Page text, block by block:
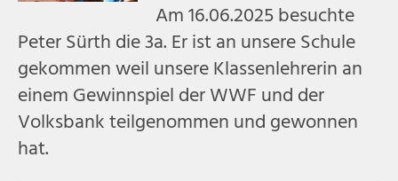
Am 16.06.2025 besuchte
Peter Sürth die 3a. Er ist an unsere Schule
gekommen weil unsere Klassenlehrerin an
einem Gewinnspiel der WWF und der
Volksbank teilgenommen und gewonnen
hat.